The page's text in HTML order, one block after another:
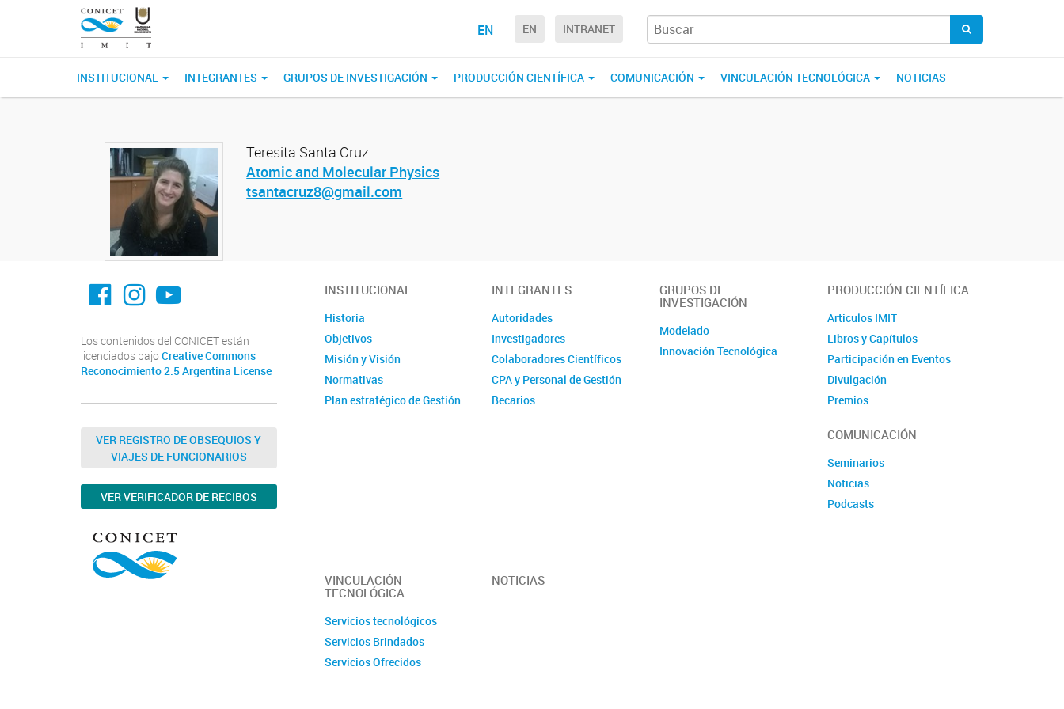
EN EN INTRANET
INSTITUCIONAL INTEGRANTES GRUPOS DE INVESTIGACIÓN PRODUCCIÓN CIENTÍFICA COMUNICACIÓN VINCULACIÓN TECNOLÓGICA NOTICIAS
Teresita Santa Cruz
Atomic and Molecular Physics
tsantacruz8@gmail.com
facebook imit.conicet
imit.conicet
Youtube
Los contenidos del CONICET están
licenciados bajo Creative Commons
Reconocimiento 2.5 Argentina License
VER REGISTRO DE OBSEQUIOS Y
VIAJES DE FUNCIONARIOS
VER VERIFICADOR DE RECIBOS
INSTITUCIONAL
Historia
Objetivos
Misión y Visión
Normativas
Plan estratégico de Gestión
INTEGRANTES
Autoridades
Investigadores
Colaboradores Científicos
CPA y Personal de Gestión
Becarios
GRUPOS DE
INVESTIGACIÓN
Modelado
Innovación Tecnológica
PRODUCCIÓN CIENTÍFICA
Articulos IMIT
Libros y Capítulos
Participación en Eventos
Divulgación
Premios
COMUNICACIÓN
Seminarios
Noticias
Podcasts
VINCULACIÓN
TECNOLÓGICA
Servicios tecnológicos
Servicios Brindados
Servicios Ofrecidos
NOTICIAS